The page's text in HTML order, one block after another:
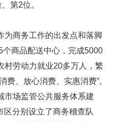
第2位。
为商务工作的出发点和落脚
商品配送中心，完成5000
村劳动力就业20多万人，繁
、放心消费、实惠消费”。
市场监管公共服务体系建
分别设立了商务稽查队